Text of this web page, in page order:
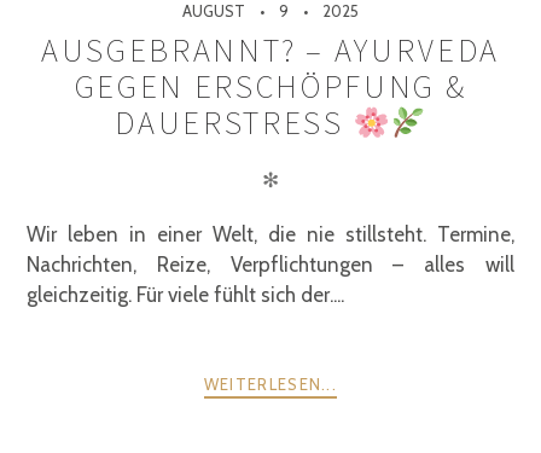
AUGUST 9 2025
AUSGEBRANNT? – AYURVEDA
GEGEN ERSCHÖPFUNG &
DAUERSTRESS
✻
Wir leben in einer Welt, die nie stillsteht. Termine,
Nachrichten, Reize, Verpflichtungen – alles will
gleichzeitig. Für viele fühlt sich der....
WEITERLESEN...